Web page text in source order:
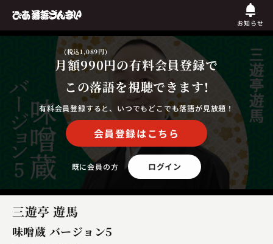
お知らせ
月額990円
(税込1,089円)
の有料会員登録で
この落語を視聴できます!
有料会員登録すると、いつでもどこでも落語が見放題！
会員登録はこちら
既に会員の方 ログイン
三遊亭 遊馬
味噌蔵 バージョン5